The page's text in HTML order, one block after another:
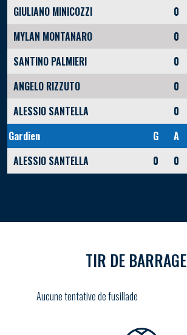
GIULIANO MINICOZZI
0
MYLAN MONTANARO
0
SANTINO PALMIERI
0
ANGELO RIZZUTO
0
ALESSIO SANTELLA
0
Gardien
G A
ALESSIO SANTELLA
0 0
TIR DE BARRAGE
Aucune tentative de fusillade